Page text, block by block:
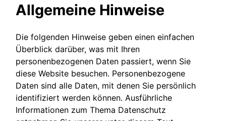
Allgemeine Hinweise
Die folgenden Hinweise geben einen einfachen
Überblick darüber, was mit Ihren
personenbezogenen Daten passiert, wenn Sie
diese Website besuchen. Personenbezogene
Daten sind alle Daten, mit denen Sie persönlich
identifiziert werden können. Ausführliche
Informationen zum Thema Datenschutz